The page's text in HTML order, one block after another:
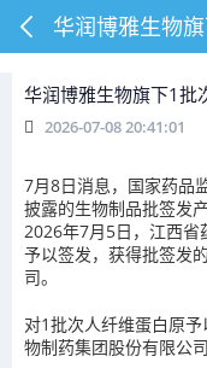
华润博雅生物旗下1
2026-07-08 20:41:01
7月8日消息，国家药品
披露的生物制品批签发
2026年7月5日，江西
予以签发，获得批签发
司。
对1批次人纤维蛋白原
物制药集团股份有限公司